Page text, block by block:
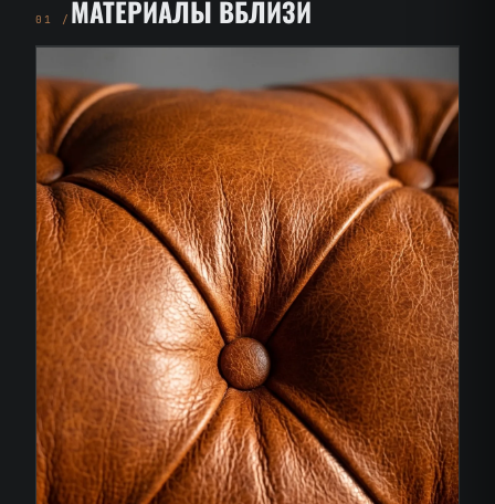
01 / МАТЕРИАЛЫ ВБЛИЗИ